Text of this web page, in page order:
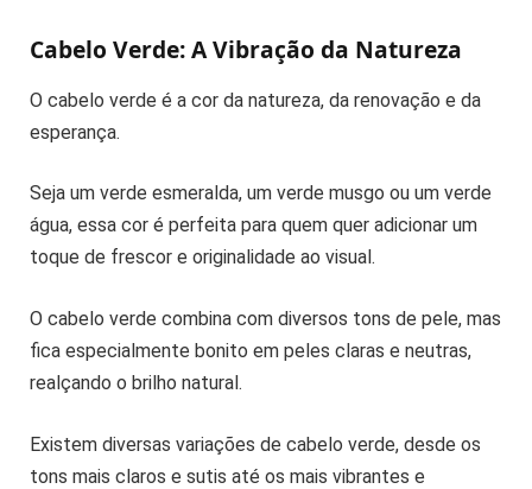
Cabelo Verde: A Vibração da Natureza
O cabelo verde é a cor da natureza, da renovação e da
esperança.
Seja um verde esmeralda, um verde musgo ou um verde
água, essa cor é perfeita para quem quer adicionar um
toque de frescor e originalidade ao visual.
O cabelo verde combina com diversos tons de pele, mas
fica especialmente bonito em peles claras e neutras,
realçando o brilho natural.
Existem diversas variações de cabelo verde, desde os
tons mais claros e sutis até os mais vibrantes e